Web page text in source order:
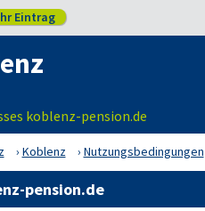
Eintrag
koblenz-pension.de
Koblenz Nutzungsbedingungen
pension.de